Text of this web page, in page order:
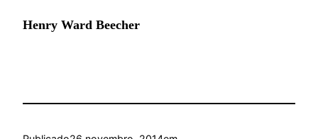
Henry Ward Beecher